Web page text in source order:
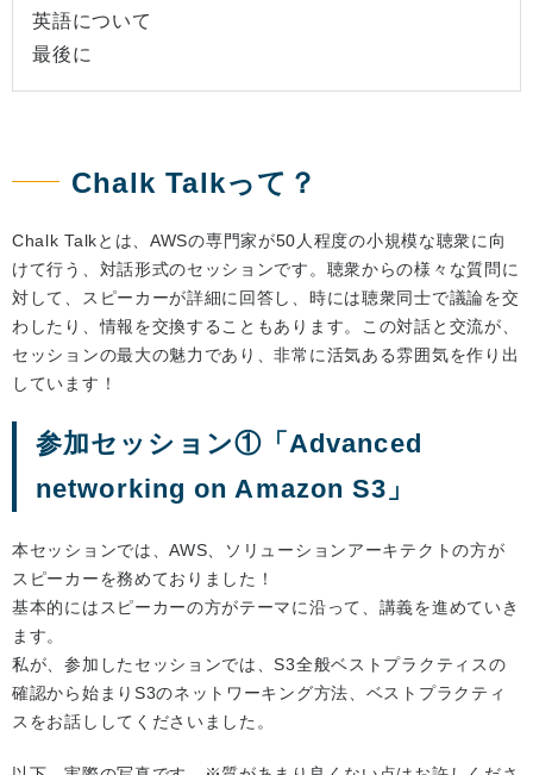
英語について
最後に
Chalk Talkって？
Chalk Talkとは、AWSの専門家が50人程度の小規模な聴衆に向
けて行う、対話形式のセッションです。聴衆からの様々な質問に
対して、スピーカーが詳細に回答し、時には聴衆同士で議論を交
わしたり、情報を交換することもあります。この対話と交流が、
セッションの最大の魅力であり、非常に活気ある雰囲気を作り出
しています！
参加セッション①「Advanced
networking on Amazon S3」
本セッションでは、AWS、ソリューションアーキテクトの方が
スピーカーを務めておりました！
基本的にはスピーカーの方がテーマに沿って、講義を進めていき
ます。
私が、参加したセッションでは、S3全般ベストプラクティスの
確認から始まりS3のネットワーキング方法、ベストプラクティ
スをお話ししてくださいました。